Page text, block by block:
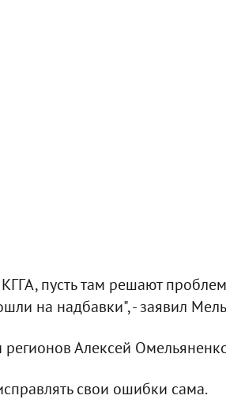
пусть там решают
на надбавки", - заявил
Алексей
свои ошибки сама.